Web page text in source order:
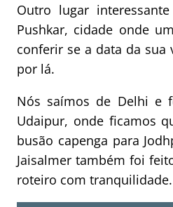
Outro lugar
Pushkar, cidade onde
conferir se a data da
por lá.
Nós saímos de Delhi e
Udaipur, onde ficamos
busão capenga para
Jaisalmer também foi
roteiro com tranquilidade.